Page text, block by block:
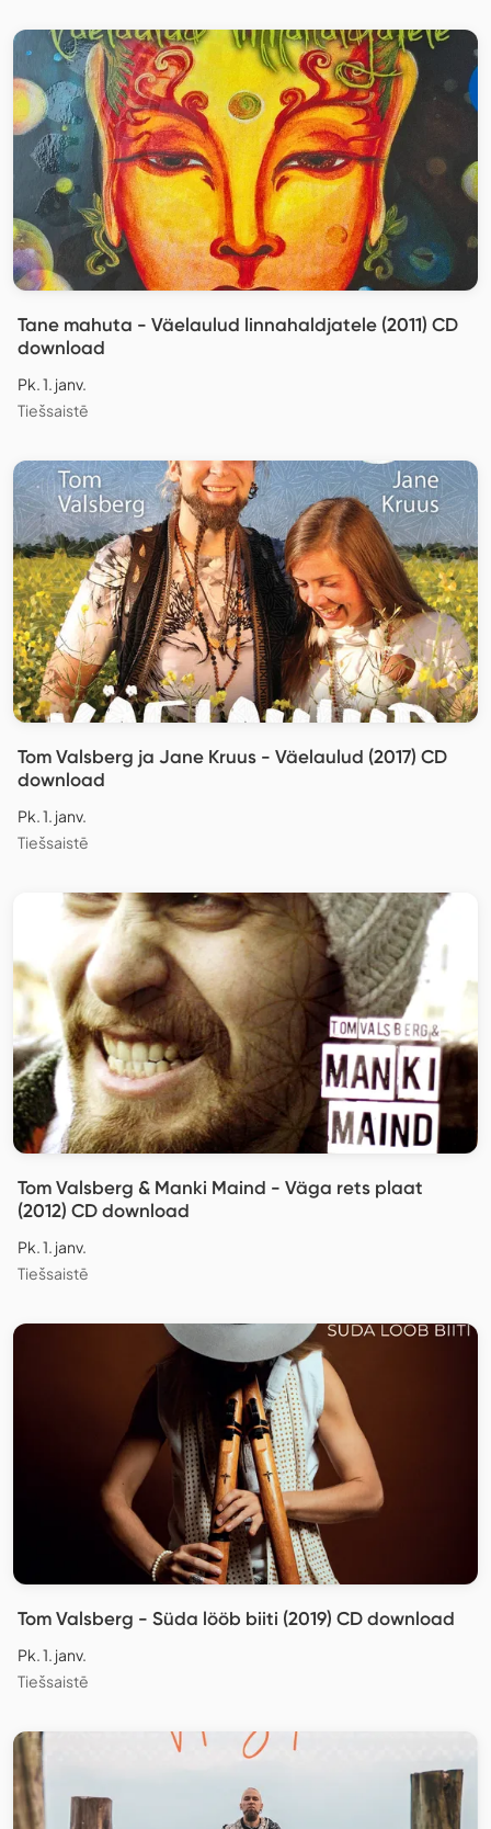
Tane mahuta - Väelaulud linnahaldjatele (2011) CD
download
Pk. 1. janv.
Tiešsaistē
Tom Valsberg ja Jane Kruus - Väelaulud (2017) CD
download
Pk. 1. janv.
Tiešsaistē
Tom Valsberg & Manki Maind - Väga rets plaat
(2012) CD download
Pk. 1. janv.
Tiešsaistē
Tom Valsberg - Süda lööb biiti (2019) CD download
Pk. 1. janv.
Tiešsaistē